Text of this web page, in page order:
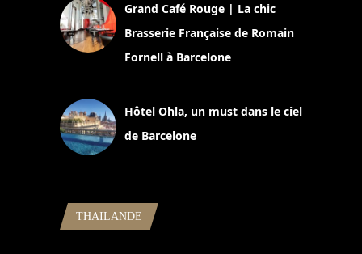
Grand Café Rouge | La chic
Brasserie Française de Romain
Fornell à Barcelone
Hôtel Ohla, un must dans le ciel
de Barcelone
THAILANDE